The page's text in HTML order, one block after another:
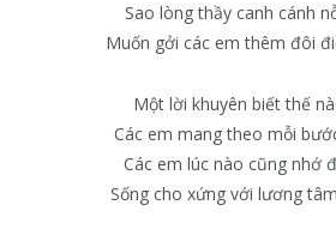
Sao lòng thầy canh cánh
Muốn gởi các em thêm đôi
Một lời khuyên biết thế
Các em mang theo mỗi
Các em lúc nào cũng nhớ
Sống cho xứng với lương